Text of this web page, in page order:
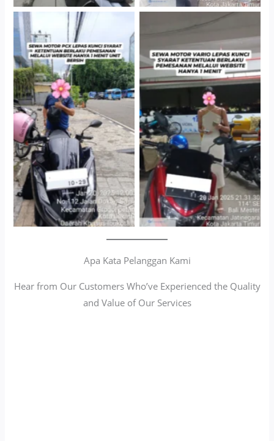
Antar Jemput Kendaraan
Cityplaza Jatinegara
Gedung Parkir P6A
Apa Kata Pelanggan Kami
Hear from Our Customers Who’ve Experienced the Quality
and Value of Our Services